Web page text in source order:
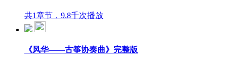
共1章节，9.8千次播放
《风华——古筝协奏曲》完整版